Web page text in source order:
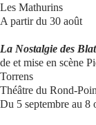
Les Mathurins
A partir du 30 août
La Nostalgie des
de et mise en scène
Torrens
Théâtre du Rond-
Du 5 septembre au 8